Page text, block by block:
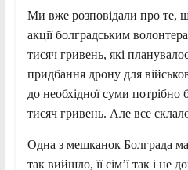
Ми вже розповідали про те,
акції болградським
тисяч гривень, які
придбання дрону для
до необхідної суми потрібно
тисяч гривень. Але все
Одна з мешканок Болграда
так вийшло, її сім’ї так і не